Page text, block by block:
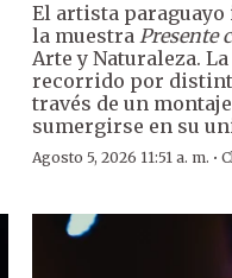
El artista paraguayo
la muestra Presente
Arte y Naturaleza.
recorrido por
través de un
sumergirse en su
Agosto 5, 2026 11:51 a. m. ·